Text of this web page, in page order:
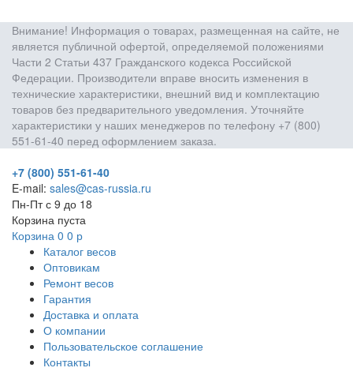
Внимание! Информация о товарах, размещенная на сайте, не
является публичной офертой, определяемой положениями
Части 2 Статьи 437 Гражданского кодекса Российской
Федерации. Производители вправе вносить изменения в
технические характеристики, внешний вид и комплектацию
товаров без предварительного уведомления. Уточняйте
характеристики у наших менеджеров по телефону +7 (800)
551-61-40 перед оформлением заказа.
+7 (800) 551-61-40
E-mail: sales@cas-russia.ru
Пн-Пт с 9 до 18
Корзина пуста
Корзина 0 0 р
Каталог весов
Оптовикам
Ремонт весов
Гарантия
Доставка и оплата
О компании
Пользовательское соглашение
Контакты